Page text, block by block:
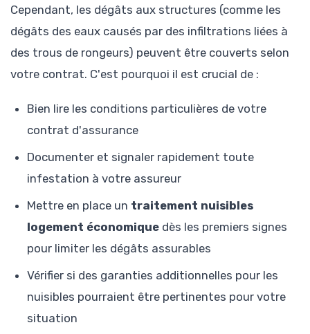
Cependant, les dégâts aux structures (comme les
dégâts des eaux causés par des infiltrations liées à
des trous de rongeurs) peuvent être couverts selon
votre contrat. C'est pourquoi il est crucial de :
Bien lire les conditions particulières de votre
contrat d'assurance
Documenter et signaler rapidement toute
infestation à votre assureur
Mettre en place un traitement nuisibles
logement économique dès les premiers signes
pour limiter les dégâts assurables
Vérifier si des garanties additionnelles pour les
nuisibles pourraient être pertinentes pour votre
situation